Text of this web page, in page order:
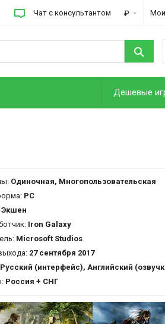
Чат с консультантом ₽ Мои
Дешевые
Одиночная, Многопользовательская
PC
Экшен
Iron Galaxy
Microsoft Studios
27 сентября 2017
Русский (интерфейс), Английский (озвучка +
Россия + СНГ